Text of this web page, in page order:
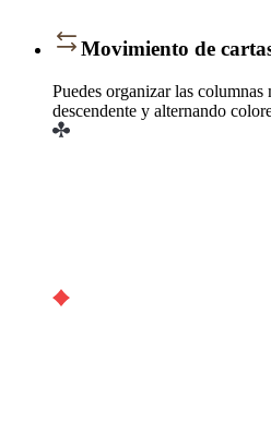
Movimiento de
Puedes organizar las
descendente y alternando